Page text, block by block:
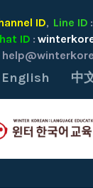
ID, Line ID :
ID :
English 中